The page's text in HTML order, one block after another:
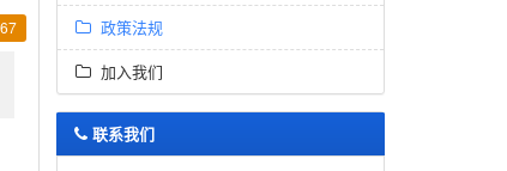
政策法规
加入我们
联系我们